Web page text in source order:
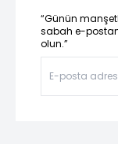
“Günün
sabah e-
olun.”